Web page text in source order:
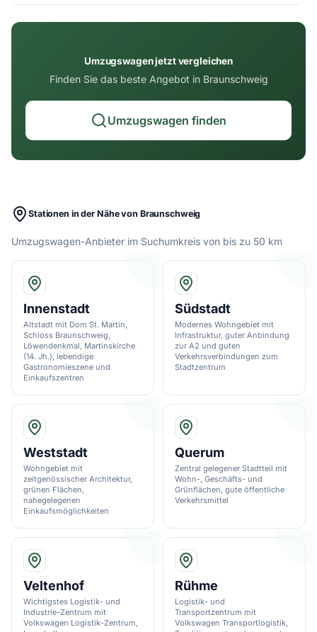
Umzugswagen jetzt vergleichen
Finden Sie das beste Angebot in Braunschweig
Umzugswagen finden
Stationen in der Nähe von Braunschweig
Umzugswagen-Anbieter im Suchumkreis von bis zu 50 km
Innenstadt
Altstadt mit Dom St. Martin,
Schloss Braunschweig,
Löwendenkmal, Martinskirche
(14. Jh.), lebendige
Gastronomieszene und
Einkaufszentren
Südstadt
Modernes Wohngebiet mit
Infrastruktur, guter Anbindung
zur A2 und guten
Verkehrsverbindungen zum
Stadtzentrum
Weststadt
Wohngebiet mit
zeitgenössischer Architektur,
grünen Flächen,
nahegelegenen
Einkaufsmöglichkeiten
Querum
Zentral gelegener Stadtteil mit
Wohn-, Geschäfts- und
Grünflächen, gute öffentliche
Verkehrsmittel
Veltenhof
Wichtigstes Logistik- und
Industrie-Zentrum mit
Volkswagen Logistik-Zentrum,
Rühme
Logistik- und
Transportzentrum mit
Volkswagen Transportlogistik,